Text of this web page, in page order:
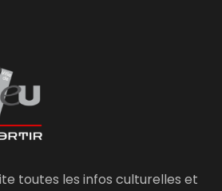
toutes les infos culturelles et